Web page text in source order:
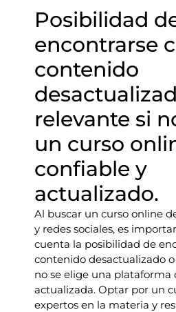
Posibilidad
encontrarse
contenido
relevante si
un curso
confiable y
actualizado.
Al buscar un curso online
y redes sociales, es
cuenta la posibilidad de
contenido desactualizado
no se elige una plataforma
actualizada. Optar por un
expertos en la materia y